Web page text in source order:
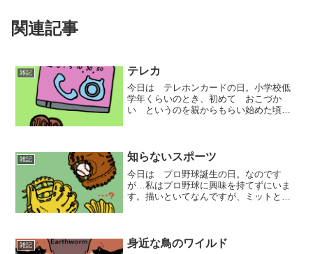
関連記事
雑記 テレカ
今日は テレホンカードの日。小学校低
学年くらいのとき、初めて おこづか
い というのを親からもらい始めた頃
ンカードくらいだったような...
雑記 知らないスポーツ
今日は プロ野球誕生の日。なのです
が…私はプロ野球に興味を持てずにいま
す。描いといてなんですが、ミットとグ
雑記 身近な鳥のワイルド